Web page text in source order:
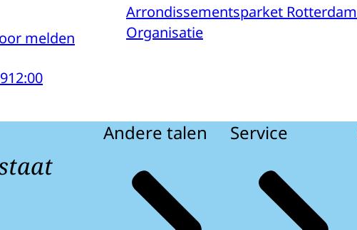
melden
12:00
Arrondissementsparket Rotterdam
Organisatie
Andere talen Service